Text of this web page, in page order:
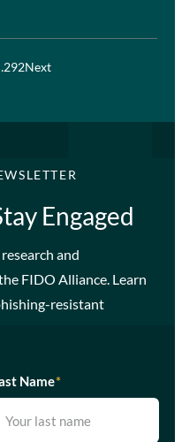
292Next
Engaged
and
FIDO Alliance. Learn
resistant
Name*